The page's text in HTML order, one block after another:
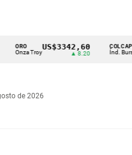
Troy
US$3342,60 COLCAP
Índ. Bursátil
de 2026